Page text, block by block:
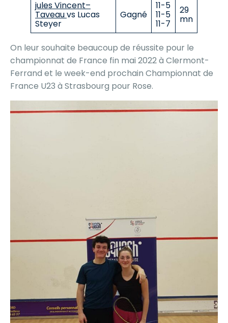
jules Vincent–
Taveauvs Lucas
Steyer
Gagné
11-5
11-5
11-7
29
mn
On leur souhaite beaucoup de réussite pour le
championnat de France fin mai 2022 à Clermont-
Ferrand et le week-end prochain Championnat de
France U23 à Strasbourg pour Rose.